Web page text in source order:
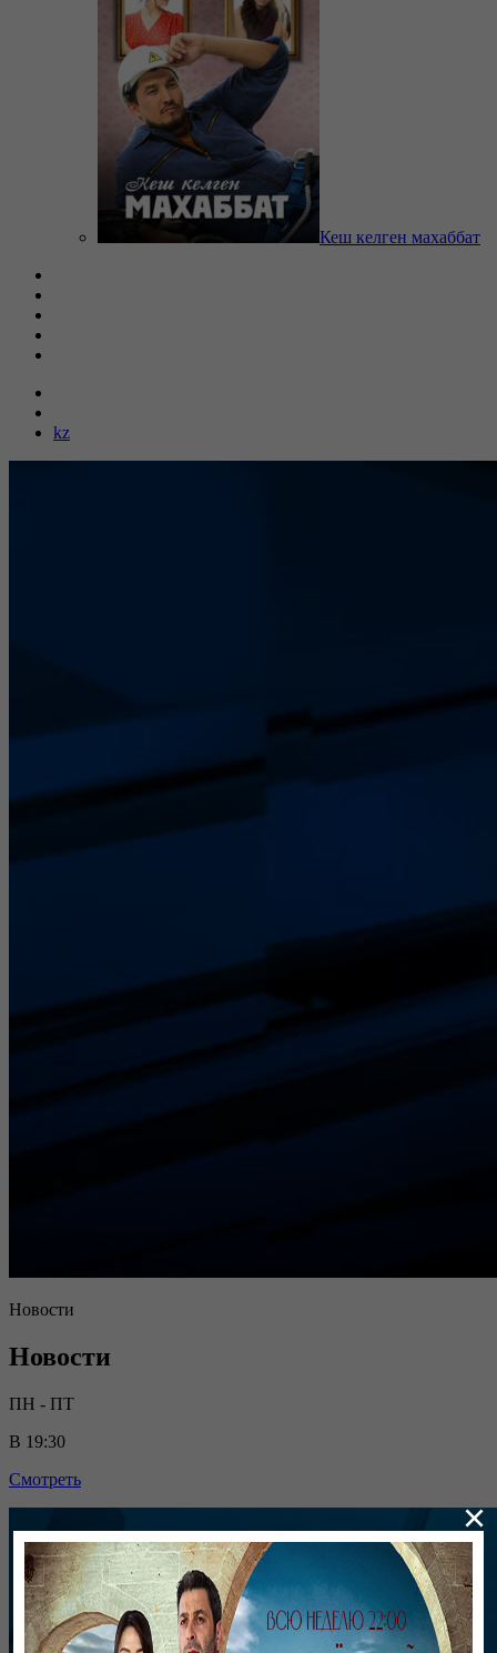
Кеш келген махаббат
kz
Новости
Новости
ПН - ПТ
В 19:30
Смотреть
×